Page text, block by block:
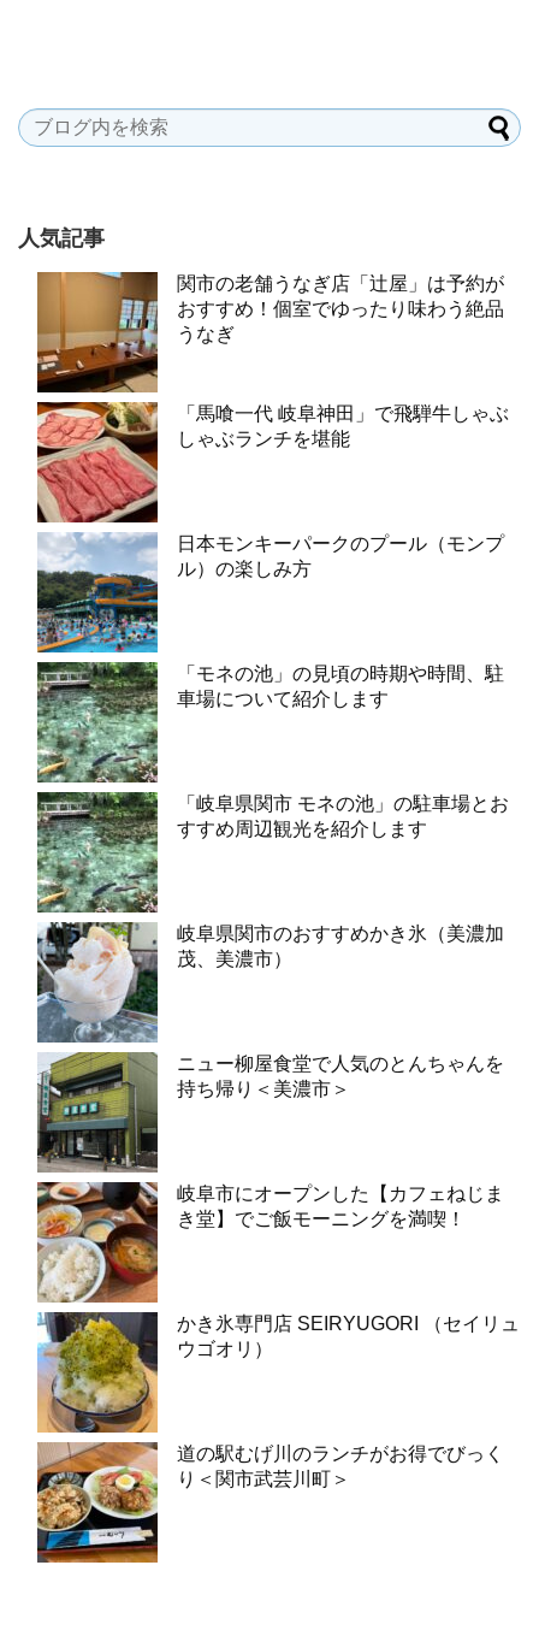
人気記事
関市の老舗うなぎ店「辻屋」は予約が
おすすめ！個室でゆったり味わう絶品
うなぎ
「馬喰一代 岐阜神田」で飛騨牛しゃぶ
しゃぶランチを堪能
日本モンキーパークのプール（モンプ
ル）の楽しみ方
「モネの池」の見頃の時期や時間、駐
車場について紹介します
「岐阜県関市 モネの池」の駐車場とお
すすめ周辺観光を紹介します
岐阜県関市のおすすめかき氷（美濃加
茂、美濃市）
ニュー柳屋食堂で人気のとんちゃんを
持ち帰り＜美濃市＞
岐阜市にオープンした【カフェねじま
き堂】でご飯モーニングを満喫！
かき氷専門店 SEIRYUGORI （セイリュ
ウゴオリ）
道の駅むげ川のランチがお得でびっく
り＜関市武芸川町＞